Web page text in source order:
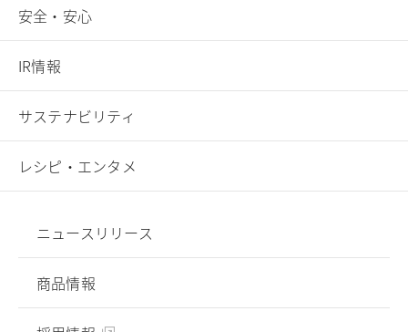
安全・安心
IR情報
サステナビリティ
レシピ・エンタメ
ニュースリリース
商品情報